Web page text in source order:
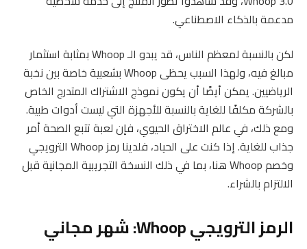
مدعمة بالذكاء الاصطناعي.
لكن بالنسبة لمعظم الناس، قد يبدو الـ Whoop بمثابة استثمار
مبالغ فيه، ولهذا السبب يحظى Whoop بشعبية خاصة بين نخبة
الرياضيين. يمكن أيضًا أن يكون نموذج الاشتراك المتدرج الخاص
بالشركة مكلفًا للغاية بالنسبة للأجهزة التي ليست أدوات طبية.
ومع ذلك، في عالم الاختراق الحيوي، فإن لعبة تتبع الصحة أمر
جذاب للغاية. إذا كنت على الحياد، فلدينا رمز Whoop الترويجي
وخصم Whoop هنا، بما في ذلك النسخة التجريبية المجانية قبل
الالتزام بالشراء.
الرمز الترويجي Whoop: شهر مجاني